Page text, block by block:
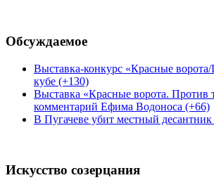
Обсуждаемое
Выставка-конкурс «Красные
кубе (+130)
Выставка «Красные ворота. Против
комментарий Ефима Водоноса (+66)
В Пугачеве убит местный
Искусство созерцания